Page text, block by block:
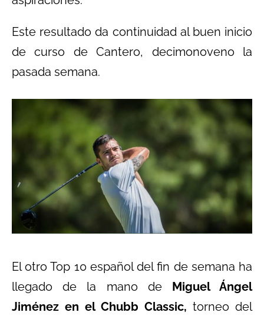
Este resultado da continuidad al buen inicio
de curso de Cantero, decimonoveno la
pasada semana.
El otro Top 10 español del fin de semana ha
llegado de la mano de Miguel Ángel
Jiménez en el Chubb Classic, torneo del